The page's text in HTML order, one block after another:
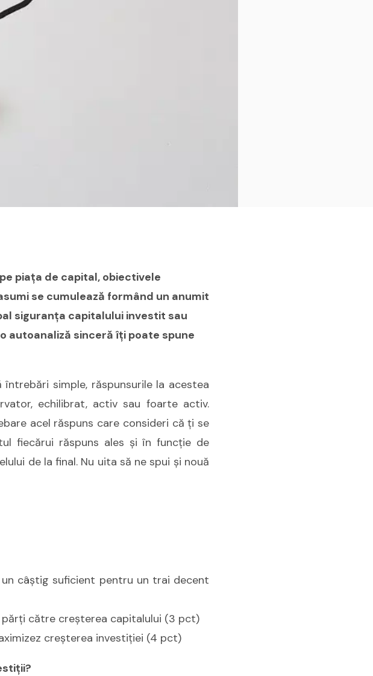
piaţa de capital, obiectivele
se cumulează formând un anumit
siguranţa capitalului investit sau
autoanaliză sinceră îţi poate spune
întrebări simple, răspunsurile la acestea
echilibrat, activ sau foarte activ.
acel răspuns care consideri că ţi se
fiecărui răspuns ales şi în funcţie de
de la final. Nu uita să ne spui şi nouă
câştig suficient pentru un trai decent
către creşterea capitalului (3 pct)
creşterea investiţiei (4 pct)